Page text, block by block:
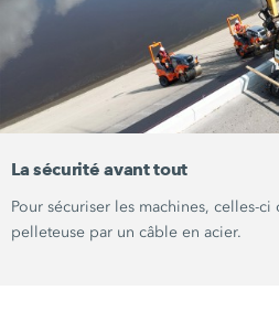
La sécurité avant tout
Pour sécuriser les machines, celles-
pelleteuse par un câble en acier.